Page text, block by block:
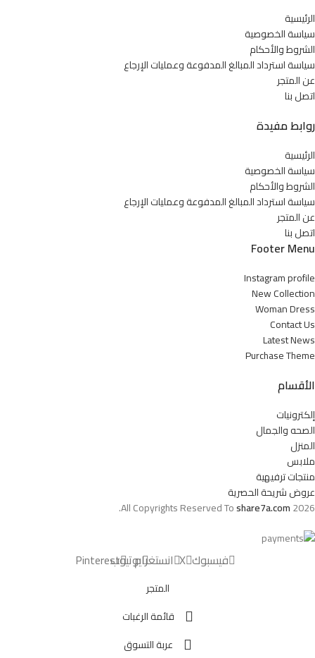
الرئيسية
سياسة الخصوصية
الشروط والأحكام
سياسة استرداد المبالغ المدفوعة وعمليات الإرجاع
عن المتجر
اتصل بنا
روابط مفيدة
الرئيسية
سياسة الخصوصية
الشروط والأحكام
سياسة استرداد المبالغ المدفوعة وعمليات الإرجاع
عن المتجر
اتصل بنا
Footer Menu
Instagram profile
New Collection
Woman Dress
Contact Us
Latest News
Purchase Theme
الأقسام
إلكترونيات
الصحه والجمال
المنزل
ملابس
منتجات ترفيهية
عروض شريحة الحصرية
All Copyrights Reserved Toshare7a.com2026.
فيسبوك X انستغراميوتيوبPinterest
المتجر
قائمة الرغبات
عربة التسوق